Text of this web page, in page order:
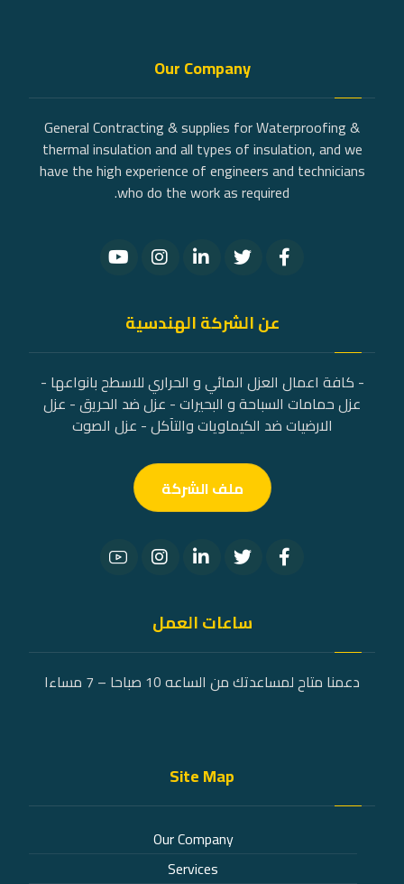
Our Company
General Contracting & supplies for Waterproofing &
thermal insulation and all types of insulation, and we
have the high experience of engineers and technicians
who do the work as required.
عن الشركة الهندسية
- كافة اعمال العزل المائي و الحراري للاسطح بانواعها -
عزل حمامات السباحة و البحيرات - عزل ضد الحريق - عزل
الارضيات ضد الكيماويات والتآكل - عزل الصوت
ملف الشركة
ساعات العمل
دعمنا متاح لمساعدتك من الساعه 10 صباحا – 7 مساءا
Site Map
Our Company
Services